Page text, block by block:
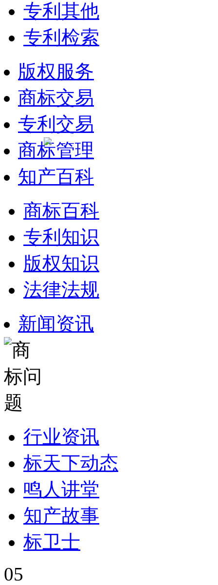
专利其他
专利检索
版权服务
商标交易
专利交易
商标管理
知产百科
商标百科
专利知识
版权知识
法律法规
新闻资讯
行业资讯
标天下动态
鸣人讲堂
知产故事
标卫士
05